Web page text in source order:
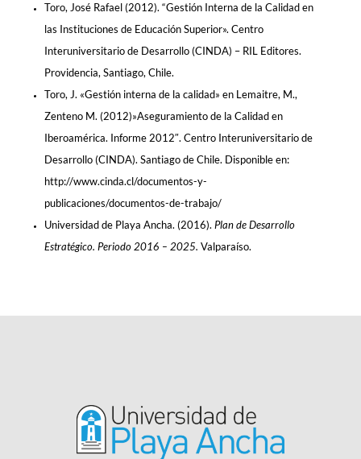
Toro, José Rafael (2012). “Gestión Interna de la Calidad en
las Instituciones de Educación Superior». Centro
Interuniversitario de Desarrollo (CINDA) – RIL Editores.
Providencia, Santiago, Chile.
Toro, J. «Gestión interna de la calidad» en Lemaitre, M.,
Zenteno M. (2012)»Aseguramiento de la Calidad en
Iberoamérica. Informe 2012″. Centro Interuniversitario de
Desarrollo (CINDA). Santiago de Chile. Disponible en:
http://www.cinda.cl/documentos-y-
publicaciones/documentos-de-trabajo/
Universidad de Playa Ancha. (2016). Plan de Desarrollo
Estratégico. Periodo 2016 – 2025. Valparaíso.